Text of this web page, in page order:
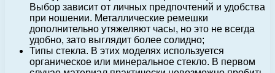
Выбор зависит от личных предпочтений и удобства
при ношении. Металлические ремешки
дополнительно утяжеляют часы, но это не всегда
удобно, зато выглядит более солидно;
Типы стекла. В этих моделях используется
органическое или минеральное стекло. В первом